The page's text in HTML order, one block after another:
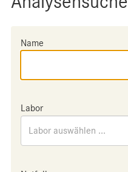
Name
Labor
Labor auswählen ...